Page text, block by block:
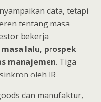
data, tetapi
tentang masa
bekerja
lalu, prospek
manajemen. Tiga
oleh IR.
dan manufaktur,